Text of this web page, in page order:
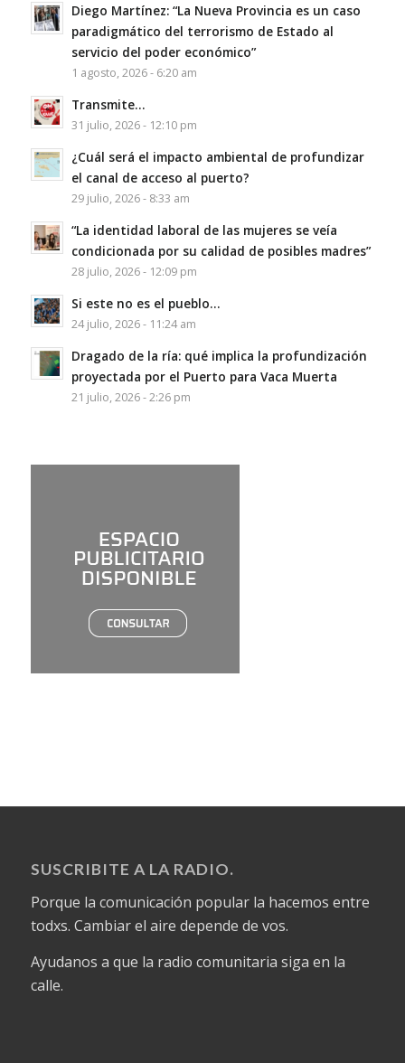
Diego Martínez: “La Nueva Provincia es un caso
paradigmático del terrorismo de Estado al
servicio del poder económico”
1 agosto, 2026 - 6:20 am
Transmite…
31 julio, 2026 - 12:10 pm
¿Cuál será el impacto ambiental de profundizar
el canal de acceso al puerto?
29 julio, 2026 - 8:33 am
“La identidad laboral de las mujeres se veía
condicionada por su calidad de posibles madres”
28 julio, 2026 - 12:09 pm
Si este no es el pueblo…
24 julio, 2026 - 11:24 am
Dragado de la ría: qué implica la profundización
proyectada por el Puerto para Vaca Muerta
21 julio, 2026 - 2:26 pm
SUSCRIBITE A LA RADIO.
Porque la comunicación popular la hacemos entre
todxs. Cambiar el aire depende de vos.
Ayudanos a que la radio comunitaria siga en la
calle.